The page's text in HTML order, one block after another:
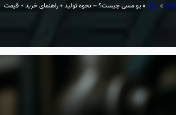
خانه »بلاگ » یو مسی چیست؟ – نحوه تولید + راهنمای خرید + قیمت